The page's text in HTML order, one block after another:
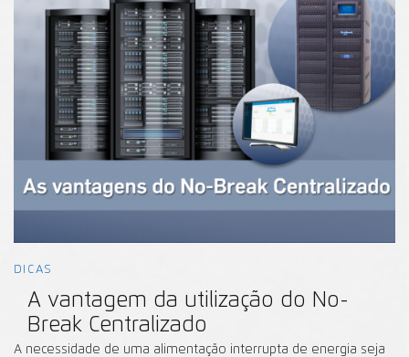
DICAS
A vantagem da utilização do No-
Break Centralizado
A necessidade de uma alimentação interrupta de energia seja